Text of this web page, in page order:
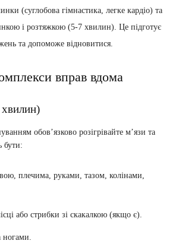
(суглобова гімнастика, легке кардіо) та
і розтяжкою (5-7 хвилин). Це підготує
та допоможе відновитися.
вправ вдома
обов’язково розігрівайте м’язи та
бути:
плечима, руками, тазом, колінами,
або стрибки зі скакалкою (якщо є).
ногами.